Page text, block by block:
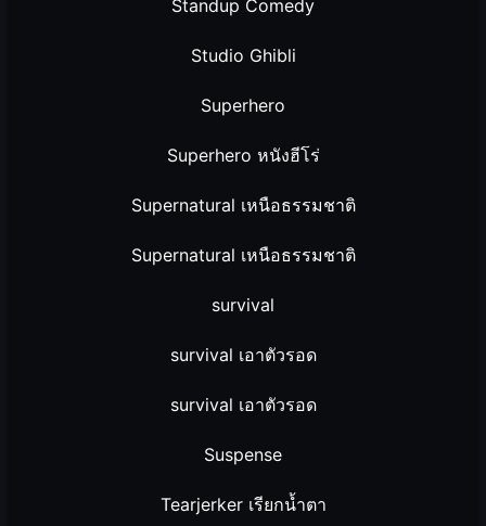
Standup Comedy
Studio Ghibli
Superhero
Superhero หนังฮีโร่
Supernatural เหนือธรรมชาติ
Supernatural เหนือธรรมชาติ
survival
survival เอาตัวรอด
survival เอาตัวรอด
Suspense
Tearjerker เรียกน้ำตา